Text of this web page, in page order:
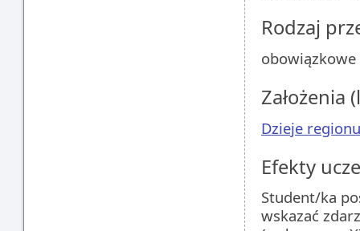
Rodzaj
obowiązkowe
Założenia
Dzieje
Efekty
Student/ka
wskazać